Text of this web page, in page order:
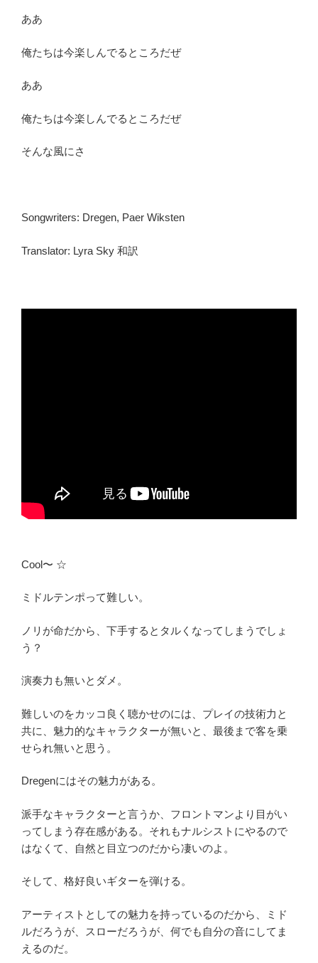
ああ
俺たちは今楽しんでるところだぜ
ああ
俺たちは今楽しんでるところだぜ
そんな風にさ
Songwriters: Dregen, Paer Wiksten
Translator: Lyra Sky 和訳
Cool〜 ☆
ミドルテンポって難しい。
ノリが命だから、下手するとタルくなってしまうでしょ
う？
演奏力も無いとダメ。
難しいのをカッコ良く聴かせのには、プレイの技術力と
共に、魅力的なキャラクターが無いと、最後まで客を乗
せられ無いと思う。
Dregenにはその魅力がある。
派手なキャラクターと言うか、フロントマンより目がい
ってしまう存在感がある。それもナルシストにやるので
はなくて、自然と目立つのだから凄いのよ。
そして、格好良いギターを弾ける。
アーティストとしての魅力を持っているのだから、ミド
ルだろうが、スローだろうが、何でも自分の音にしてま
えるのだ。